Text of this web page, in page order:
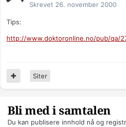
Skrevet 26. november 2000
Tips:
http://www.doktoronline.no/pub/qa/
Siter
Bli med i samtalen
Du kan publisere innhold nå og